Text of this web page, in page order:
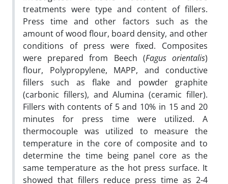
treatments were type and content of fillers.
Press time and other factors such as the
amount of wood flour, board density, and other
conditions of press were fixed. Composites
were prepared from Beech (Fagus orientalis)
flour, Polypropylene, MAPP, and conductive
fillers such as flake and powder graphite
(carbonic fillers), and Alumina (ceramic filler).
Fillers with contents of 5 and 10% in 15 and 20
minutes for press time were utilized. A
thermocouple was utilized to measure the
temperature in the core of composite and to
determine the time being panel core as the
same temperature as the hot press surface. It
showed that fillers reduce press time as 2-4